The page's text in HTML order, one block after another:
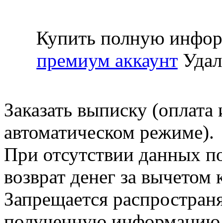
Купить полную
премиум аккаунт
Заказать выписку
автоматическом режиме).
При отсутствии данных
возврат денег за
Запрещается